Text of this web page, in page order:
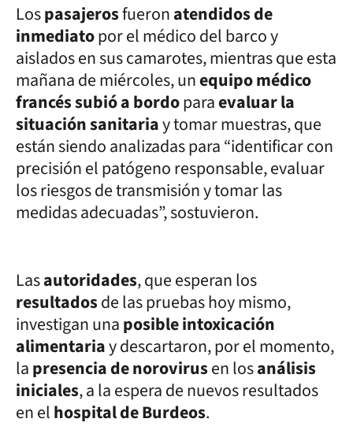
Lospasajerosfueronatendidos de
inmediatopor el médico del barco y
aislados en sus camarotes, mientras que esta
mañana de miércoles, unequipo médico
francés subió a bordoparaevaluar la
situación sanitariay tomar muestras, que
están siendo analizadas para “identificar con
precisión el patógeno responsable, evaluar
los riesgos de transmisión y tomar las
medidas adecuadas”, sostuvieron.
Lasautoridades, que esperan los
resultadosde las pruebas hoy mismo,
investigan unaposible intoxicación
alimentariay descartaron, por el momento,
lapresencia de norovirusen losanálisis
iniciales, a la espera de nuevos resultados
en elhospital de Burdeos.